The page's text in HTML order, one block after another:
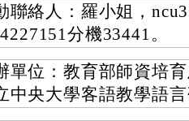
聯絡人：羅小姐，
分機33441。
單位：教育部師資培
中央大學客語教學語言